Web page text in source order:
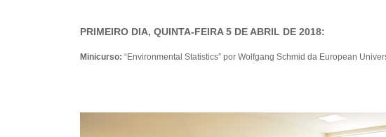
PRIMEIRO DIA, QUINTA-FEIRA 5 DE ABRIL DE 2018:
Minicurso: “Environmental Statistics” por Wolfgang Schmid da European